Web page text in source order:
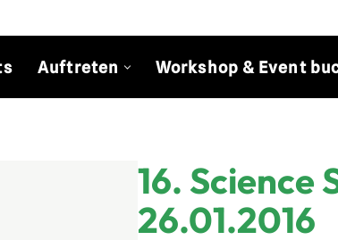
Auftreten Workshop & Event
16. Science
26.01.2016